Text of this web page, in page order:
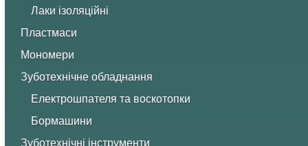
Лаки ізоляційні
Пластмаси
Мономери
Зуботехнічне обладнання
Електрошпателя та воскотопки
Бормашини
Зуботехнічні інструменти